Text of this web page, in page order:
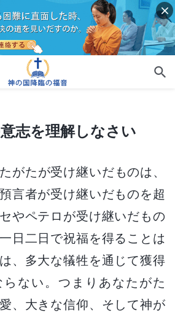
志を理解しなさい
がたが受け継いだものは、
言者が受け継いだものを超
やペテロが受け継いだもの
日二日で祝福を得ることは
、多大な犠牲を通じて獲得
ない。つまりあなたがた
、大きな信仰、そして神が